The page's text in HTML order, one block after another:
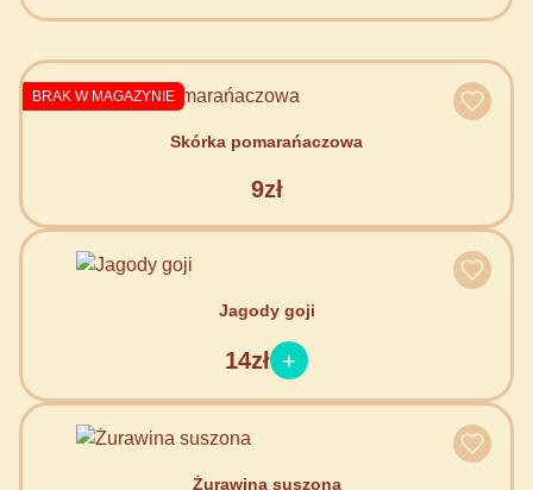
BRAK W MAGAZYNIE
Skórka pomarańaczowa
9zł
Jagody goji
14zł
Żurawina suszona